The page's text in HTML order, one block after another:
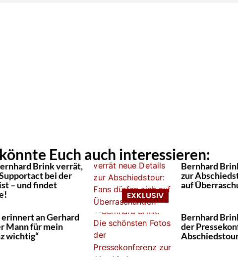
Euch auch interessieren:
Brink verrät,
bei der
– und findet
Bernhard
zur
auf
an Gerhard
Mann für mein
wichtig“
Bernhard
der